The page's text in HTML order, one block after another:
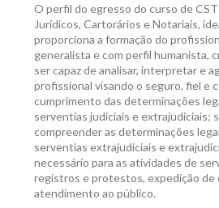
O perfil do egresso do curso de
Jurídicos, Cartorários e Notariais,
proporciona a formação do
generalista e com perfil humanista,
ser capaz de analisar, interpretar e
profissional visando o seguro, fiel e
cumprimento das determinações
serventias judiciais e extrajudiciais;
compreender as determinações
serventias extrajudiciais e
necessário para as atividades de
registros e protestos, expedição de
atendimento ao público.